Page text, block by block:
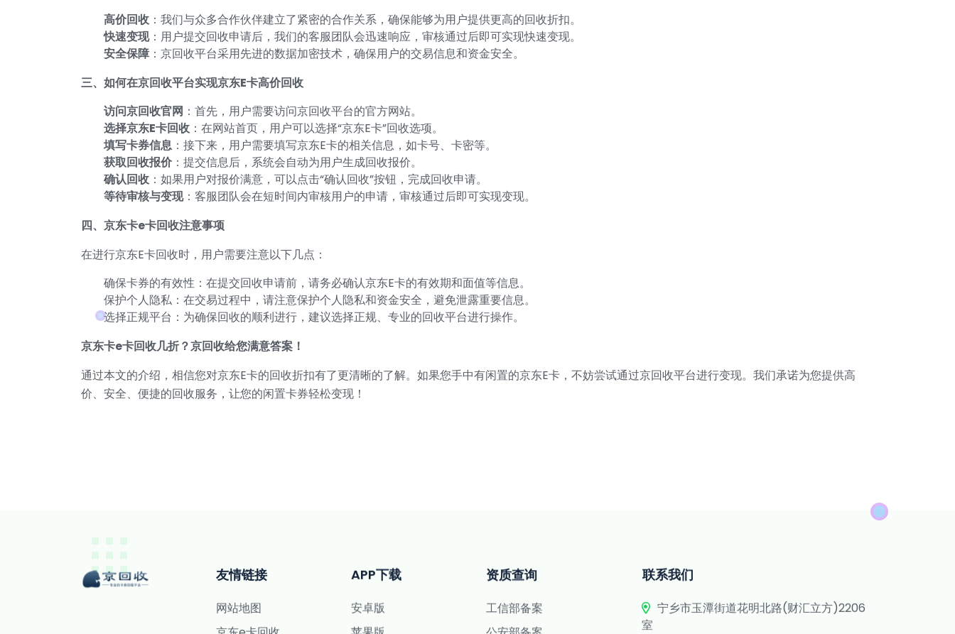
高价回收：我们与众多合作伙伴建立了紧密的合作关系，确保能够为用户提供更高的回收折扣。
快速变现：用户提交回收申请后，我们的客服团队会迅速响应，审核通过后即可实现快速变现。
安全保障 ：京回收平台采用先进的数据加密技术，确保用户的交易信息和资金安全。
三、如何在京回收平台实现京东E卡高价回收
访问京回收官网 ：首先，用户需要访问京回收平台的官方网站。
选择京东E卡回收：在网站首页，用户可以选择“京东E卡”回收选项。
填写卡券信息 ：接下来，用户需要填写京东E卡的相关信息，如卡号、卡密等。
获取回收报价：提交信息后，系统会自动为用户生成回收报价。
确认回收：如果用户对报价满意，可以点击“确认回收”按钮，完成回收申请。
等待审核与变现：客服团队会在短时间内审核用户的申请，审核通过后即可实现变现。
四、京东卡e卡回收注意事项
在进行京东E卡回收时，用户需要注意以下几点：
确保卡券的有效性：在提交回收申请前，请务必确认京东E卡的有效期和面值等信息。
保护个人隐私：在交易过程中，请注意保护个人隐私和资金安全，避免泄露重要信息。
选择正规平台：为确保回收的顺利进行，建议选择正规、专业的回收平台进行操作。
京东卡e卡回收几折？京回收给您满意答案！
通过本文的介绍，相信您对京东E卡的回收折扣有了更清晰的了解。如果您手中有闲置的京东E卡，不妨尝试通过京回收平台进行变现。我们承诺为您提供高
价、安全、便捷的回收服务，让您的闲置卡券轻松变现！
友情链接
网站地图
APP下载
安卓版
资质查询
工信部备案
联系我们
宁乡市玉潭街道花明北路(财汇立方)2206
室